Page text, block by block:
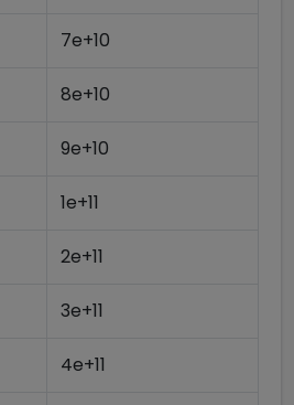
7e+10
8e+10
9e+10
1e+11
2e+11
3e+11
4e+11